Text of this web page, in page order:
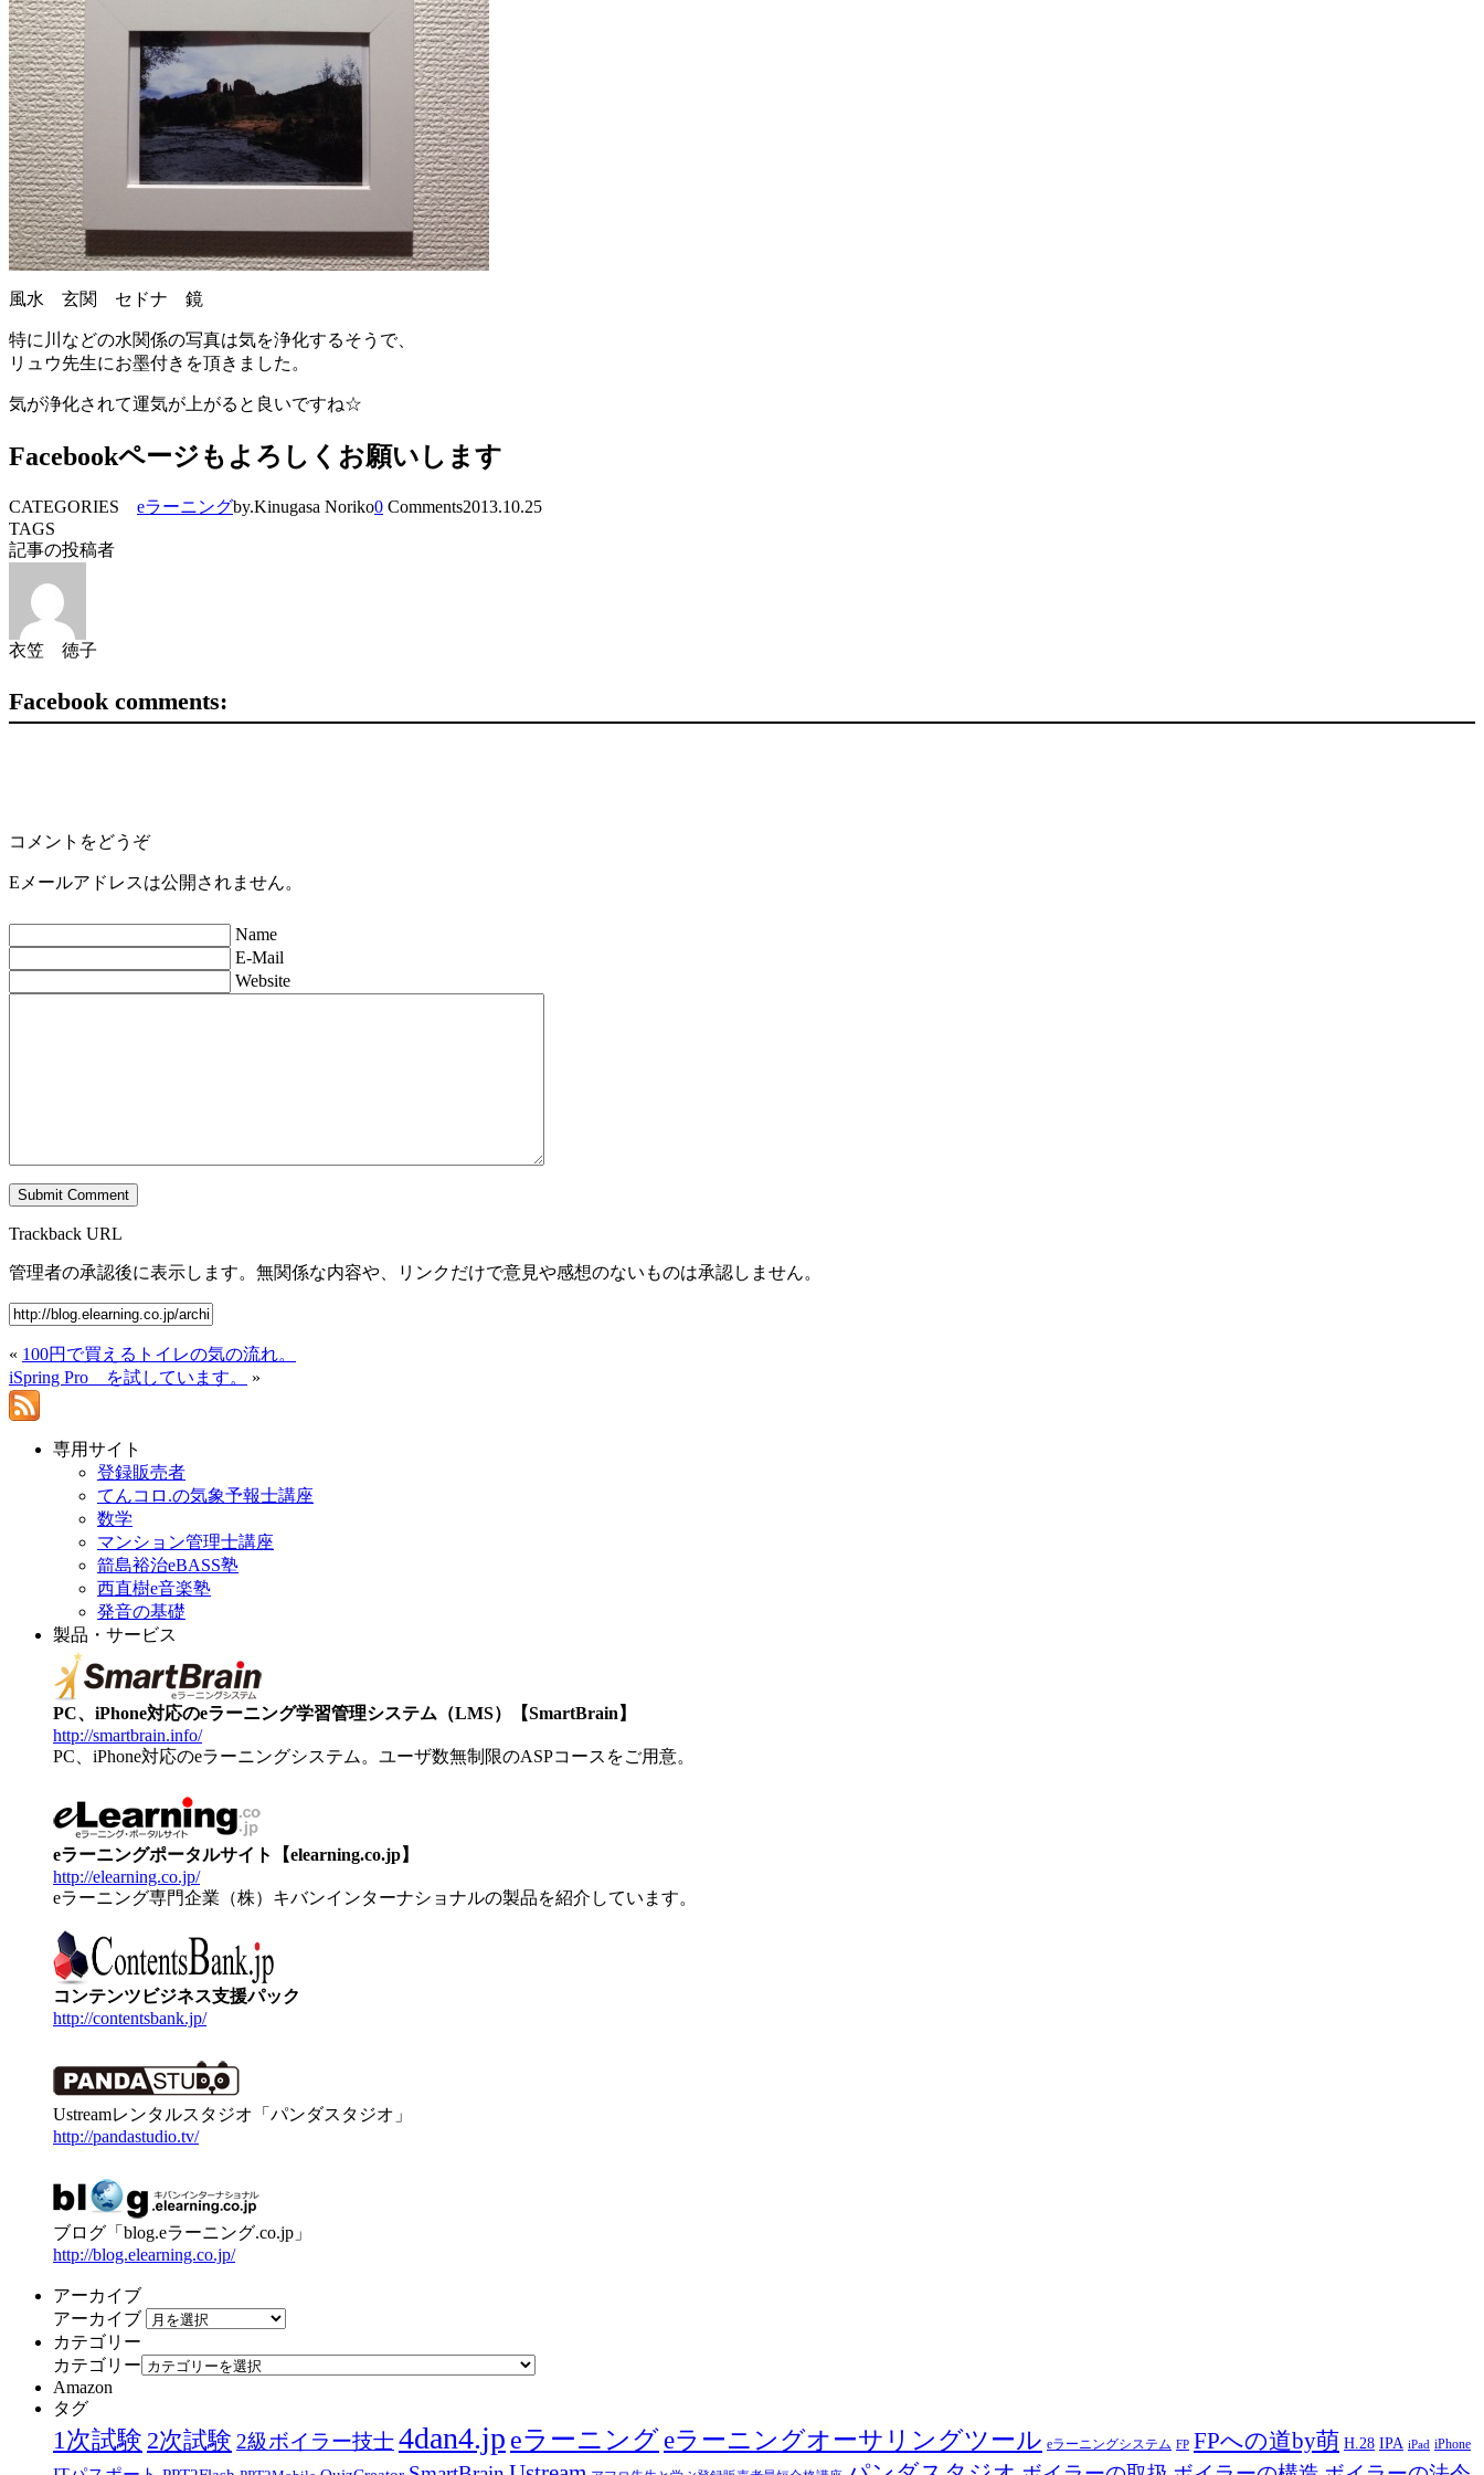
風水 玄関 セドナ 鏡
特に川などの水関係の写真は気を浄化するそうで、
リュウ先生にお墨付きを頂きました。
気が浄化されて運気が上がると良いですね☆
Facebookページもよろしくお願いします
CATEGORIES eラーニングby.Kinugasa Noriko0 Comments2013.10.25
TAGS
記事の投稿者
衣笠 徳子
Facebook comments:
コメントをどうぞ
Eメールアドレスは公開されません。
Name
E-Mail
Website
Trackback URL
管理者の承認後に表示します。無関係な内容や、リンクだけで意見や感想のないものは承認しません。
« 100円で買えるトイレの気の流れ。
iSpring Pro を試しています。
»
専用サイト
登録販売者
てんコロ.の気象予報士講座
数学
マンション管理士講座
箭島裕治eBASS塾
西直樹e音楽塾
発音の基礎
製品・サービス
PC、iPhone対応のeラーニング学習管理システム（LMS）【SmartBrain】
http://smartbrain.info/
PC、iPhone対応のeラーニングシステム。ユーザ数無制限のASPコースをご用意。
eラーニングポータルサイト【elearning.co.jp】
http://elearning.co.jp/
eラーニング専門企業（株）キバンインターナショナルの製品を紹介しています。
コンテンツビジネス支援パック
http://contentsbank.jp/
Ustreamレンタルスタジオ「パンダスタジオ」
http://pandastudio.tv/
ブログ「blog.eラーニング.co.jp」
http://blog.elearning.co.jp/
アーカイブ
アーカイブ
カテゴリー
カテゴリー
Amazon
タグ
1次試験 2次試験 2級ボイラー技士4dan4.jp eラーニング eラーニングオーサリングツール eラーニングシステム FP FPへの道by萌 H.28 IPA iPad iPhone